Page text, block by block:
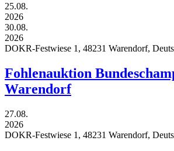
25.08.
2026
30.08.
2026
DOKR-Festwiese 1, 48231 Warendorf,
Fohlenauktion
Warendorf
27.08.
2026
DOKR-Festwiese 1, 48231 Warendorf,